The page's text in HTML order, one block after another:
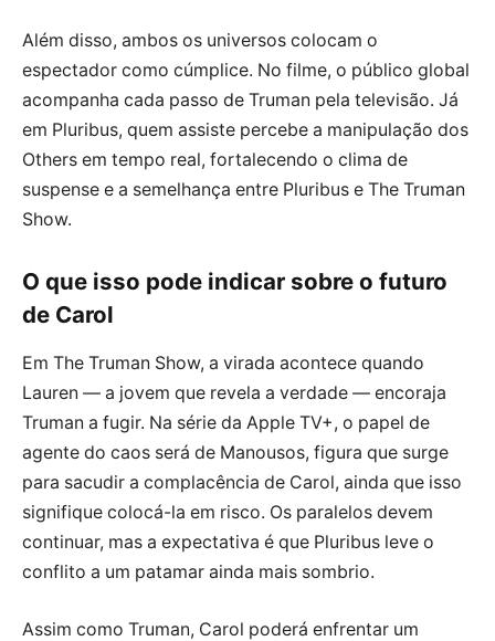
Além disso, ambos os universos colocam o
espectador como cúmplice. No filme, o público global
acompanha cada passo de Truman pela televisão. Já
em Pluribus, quem assiste percebe a manipulação dos
Others em tempo real, fortalecendo o clima de
suspense e a semelhança entre Pluribus e The Truman
Show.
O que isso pode indicar sobre o futuro
de Carol
Em The Truman Show, a virada acontece quando
Lauren — a jovem que revela a verdade — encoraja
Truman a fugir. Na série da Apple TV+, o papel de
agente do caos será de Manousos, figura que surge
para sacudir a complacência de Carol, ainda que isso
signifique colocá-la em risco. Os paralelos devem
continuar, mas a expectativa é que Pluribus leve o
conflito a um patamar ainda mais sombrio.
Assim como Truman, Carol poderá enfrentar um